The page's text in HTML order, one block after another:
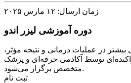
زمان ارسال: ۱۲ مارس ۲۰۲۵
دوره آموزشی لیزر اندو
در عملیات درمانی و نتیجه مؤثر،
توسط آکادمی حرفه‌ای و پزشک
متخصص برگزار می‌شود.
ثبت نام